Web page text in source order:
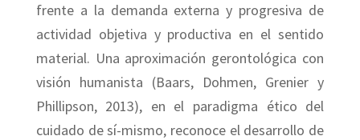
frente a la demanda externa y progresiva de
actividad objetiva y productiva en el sentido
material. Una aproximación gerontológica con
visión humanista (Baars, Dohmen, Grenier y
Phillipson, 2013), en el paradigma ético del
cuidado de sí-mismo, reconoce el desarrollo de